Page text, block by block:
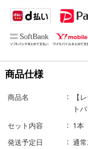
商品仕様
商品名
【
ト
セット内容
1本
発送予定日
通